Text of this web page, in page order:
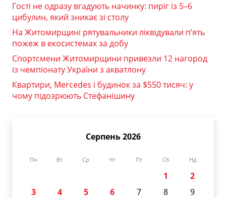
Гості не одразу вгадують начинку: пиріг із 5–6
цибулин, який зникає зі столу
На Житомирщині рятувальники ліквідували п’ять
пожеж в екосистемах за добу
Спортсмени Житомирщини привезли 12 нагород
із чемпіонату України з акватлону
Квартири, Mercedes і будинок за $550 тисяч: у
чому підозрюють Стефанішину
Серпень 2026
Пн Вт Ср Чт Пт Сб Нд
1
2
3
4 5 6 7 8
9